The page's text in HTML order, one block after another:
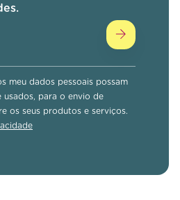
meu dados pessoais possam
usados, para o envio de
os seus produtos e serviços.